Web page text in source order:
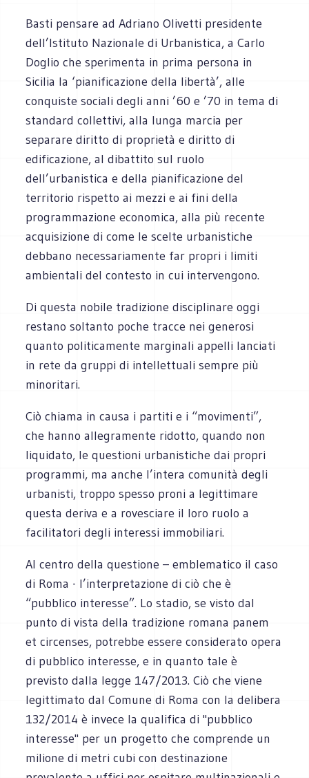
Basti pensare ad Adriano Olivetti presidente
dell’Istituto Nazionale di Urbanistica, a Carlo
Doglio che sperimenta in prima persona in
Sicilia la ‘pianificazione della libertà’, alle
conquiste sociali degli anni ’60 e ’70 in tema di
standard collettivi, alla lunga marcia per
separare diritto di proprietà e diritto di
edificazione, al dibattito sul ruolo
dell’urbanistica e della pianificazione del
territorio rispetto ai mezzi e ai fini della
programmazione economica, alla più recente
acquisizione di come le scelte urbanistiche
debbano necessariamente far propri i limiti
ambientali del contesto in cui intervengono.
Di questa nobile tradizione disciplinare oggi
restano soltanto poche tracce nei generosi
quanto politicamente marginali appelli lanciati
in rete da gruppi di intellettuali sempre più
minoritari.
Ciò chiama in causa i partiti e i “movimenti”,
che hanno allegramente ridotto, quando non
liquidato, le questioni urbanistiche dai propri
programmi, ma anche l’intera comunità degli
urbanisti, troppo spesso proni a legittimare
questa deriva e a rovesciare il loro ruolo a
facilitatori degli interessi immobiliari.
Al centro della questione – emblematico il caso
di Roma - l’interpretazione di ciò che è
“pubblico interesse”. Lo stadio, se visto dal
punto di vista della tradizione romana panem
et circenses, potrebbe essere considerato opera
di pubblico interesse, e in quanto tale è
previsto dalla legge 147/2013. Ciò che viene
legittimato dal Comune di Roma con la delibera
132/2014 è invece la qualifica di "pubblico
interesse" per un progetto che comprende un
milione di metri cubi con destinazione